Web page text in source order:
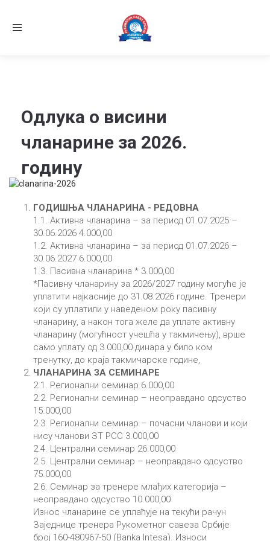
Toggle
treneri(@)treneri-rss.rs
бунар 272, 11070 Нови Београд, Srbija.
Семинар за тренере млађих узрасних
Одлука о висини
чланарине за 2026.
годину
ГОДИШЊА ЧЛАНАРИНА - РЕДОВНА
1.1. Активна чланарина – за период 01.07.2025 –
30.06.2026 4.000,00
1.2. Активна чланарина – за период 01.07.2026 –
30.06.2027 6.000,00
1.3. Пасивна чланарина * 3.000,00
*Пасивну чланарину за 2026/2027 годину могуће је
уплатити најкасније до 31.08.2026 године. Тренери
који су уплатили у наведеном року пасивну
чланарину, а након тога желе да уплате активну
чланарину (могућност учешћа у такмичењу), врше
само уплату од 3.000,00 динара у било ком
тренутку, до краја такмичарске године,
ЧЛАНАРИНА ЗА СЕМИНАРЕ
2.1. Регионални семинар 6.000,00
2.2. Регионални семинар – неоправдано одсуство
15.000,00
2.3. Регионални семинар – почасни чланови и који
нису чланови ЗТ РСС 3.000,00
2.4. Централни семинар 26.000,00
2.5. Централни семинар – неоправдано одсуство
75.000,00
2.6. Семинар за тренере млађих категорија –
неоправдано одсуство 10.000,00
Износ чланарине се уплаћује на текући рачун
Заједнице тренера Рукометног савеза Србије
број 160-480967-50 (Banka Intesa). Износи